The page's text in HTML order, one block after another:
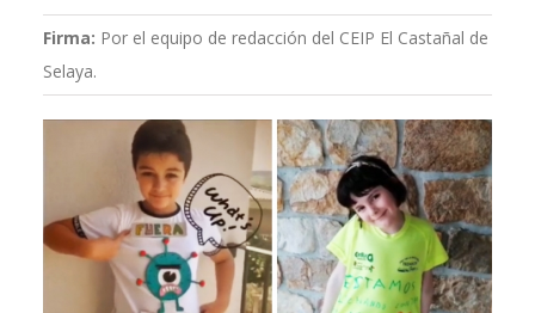
Firma: Por el equipo de redacción del CEIP El Castañal de
Selaya.
grande